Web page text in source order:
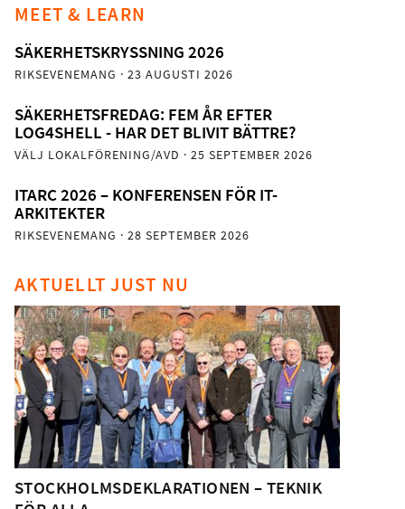
MEET & LEARN
SÄKERHETSKRYSSNING 2026
RIKSEVENEMANG · 23 AUGUSTI 2026
SÄKERHETSFREDAG: FEM ÅR EFTER
LOG4SHELL - HAR DET BLIVIT BÄTTRE?
VÄLJ LOKALFÖRENING/AVD · 25 SEPTEMBER 2026
ITARC 2026 – KONFERENSEN FÖR IT-
ARKITEKTER
RIKSEVENEMANG · 28 SEPTEMBER 2026
AKTUELLT JUST NU
STOCKHOLMSDEKLARATIONEN – TEKNIK